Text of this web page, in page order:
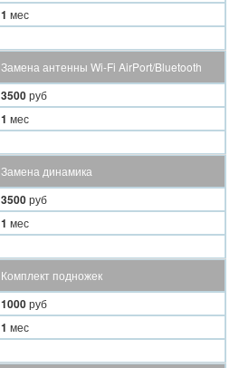
1 мес
Замена антенны Wi-Fi AirPort/Bluetooth
3500руб
1 мес
Замена динамика
3500руб
1 мес
Комплект подножек
1000руб
1 мес